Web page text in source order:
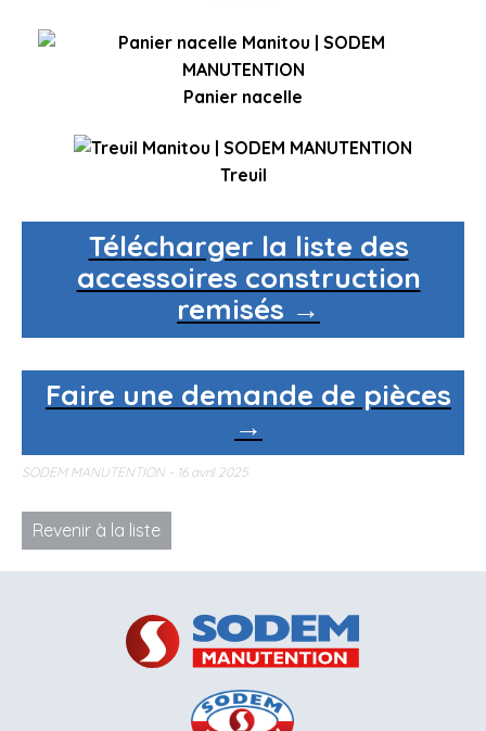
Panier nacelle
Treuil
Télécharger la liste des
accessoires construction
remisés →
Faire une demande de pièces
→
SODEM MANUTENTION 16 avril 2025
Revenir à la liste